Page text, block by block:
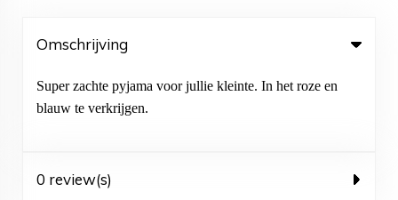
Omschrijving
Super zachte pyjama voor jullie kleinte. In het roze en
blauw te verkrijgen.
0 review(s)